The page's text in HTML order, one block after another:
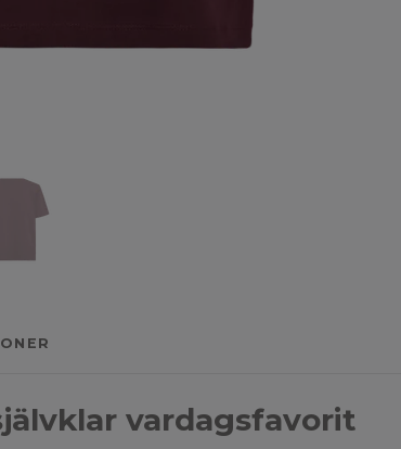
vardagsfavorit